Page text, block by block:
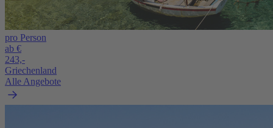
pro Person
ab €
243,-
Griechenland
Alle Angebote